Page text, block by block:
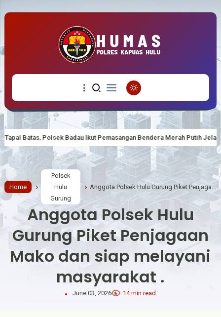
Pemasangan Bendera Merah Putih Jelang HUT RI ke-81 Polsek
Home
Polsek
Hulu
Gurung
Anggota Polsek Hulu Gurung Piket Penjagaan Mako dan siap melayani masyarakat .
Anggota Polsek Hulu
Gurung Piket Penjagaan
Mako dan siap melayani
masyarakat .
June 03, 2026 14 min read